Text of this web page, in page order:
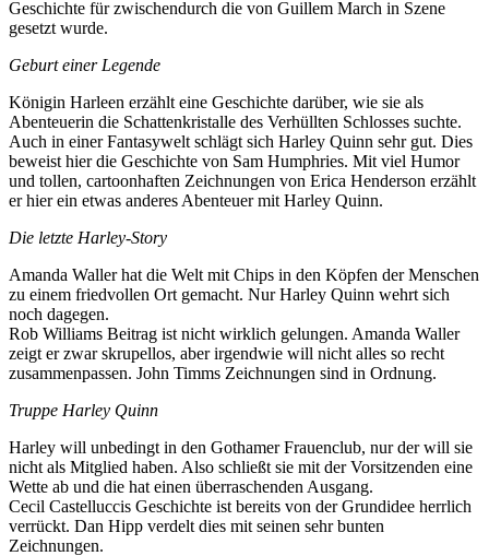
Geschichte für zwischendurch die von Guillem March in Szene
gesetzt wurde.
Geburt einer Legende
Königin Harleen erzählt eine Geschichte darüber, wie sie als
Abenteuerin die Schattenkristalle des Verhüllten Schlosses suchte.
Auch in einer Fantasywelt schlägt sich Harley Quinn sehr gut. Dies
beweist hier die Geschichte von Sam Humphries. Mit viel Humor
und tollen, cartoonhaften Zeichnungen von Erica Henderson erzählt
er hier ein etwas anderes Abenteuer mit Harley Quinn.
Die letzte Harley-Story
Amanda Waller hat die Welt mit Chips in den Köpfen der Menschen
zu einem friedvollen Ort gemacht. Nur Harley Quinn wehrt sich
noch dagegen.
Rob Williams Beitrag ist nicht wirklich gelungen. Amanda Waller
zeigt er zwar skrupellos, aber irgendwie will nicht alles so recht
zusammenpassen. John Timms Zeichnungen sind in Ordnung.
Truppe Harley Quinn
Harley will unbedingt in den Gothamer Frauenclub, nur der will sie
nicht als Mitglied haben. Also schließt sie mit der Vorsitzenden eine
Wette ab und die hat einen überraschenden Ausgang.
Cecil Castelluccis Geschichte ist bereits von der Grundidee herrlich
verrückt. Dan Hipp verdelt dies mit seinen sehr bunten
Zeichnungen.